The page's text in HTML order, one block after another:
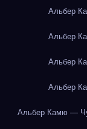
Альбер
Альбер
Альбер
Альбер
Альбер Камю —